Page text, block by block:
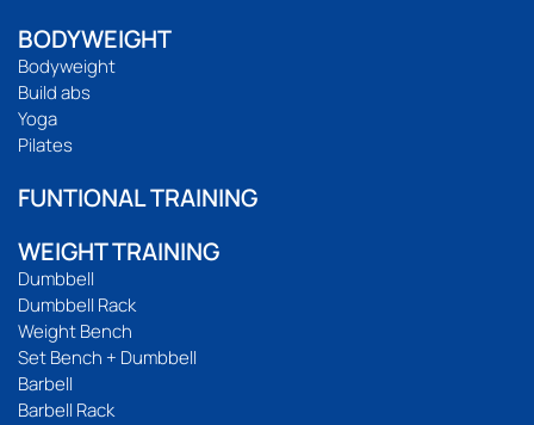
BODYWEIGHT
Bodyweight
Build abs
Yoga
Pilates
FUNTIONAL TRAINING
WEIGHT TRAINING
Dumbbell
Dumbbell Rack
Weight Bench
Set Bench + Dumbbell
Barbell
Barbell Rack